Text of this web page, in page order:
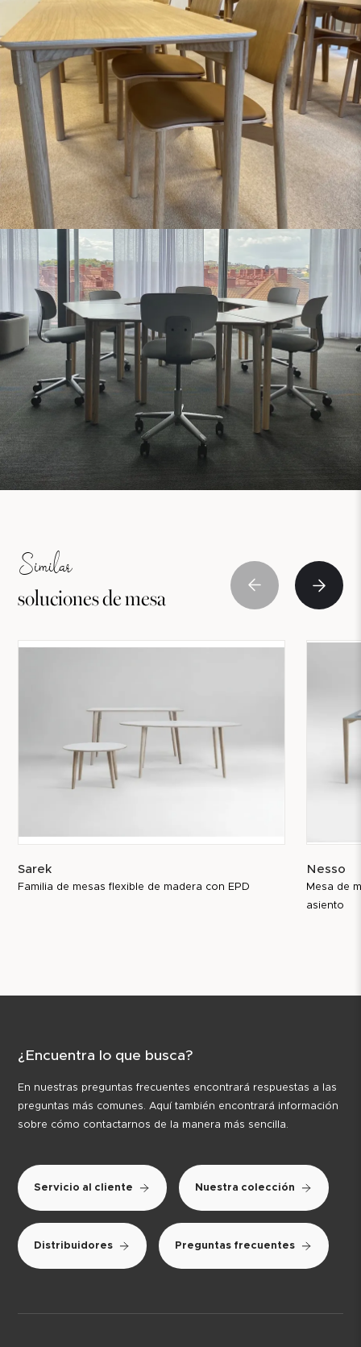
Similar
soluciones de mesa
Sarek
Familia de mesas flexible de madera con EPD
Nesso
Mesa de
asiento
¿Encuentra lo que busca?
En nuestras preguntas frecuentes encontrará respuestas a las
preguntas más comunes. Aquí también encontrará información
sobre cómo contactarnos de la manera más sencilla.
Servicio al cliente Nuestra colección
Distribuidores Preguntas frecuentes